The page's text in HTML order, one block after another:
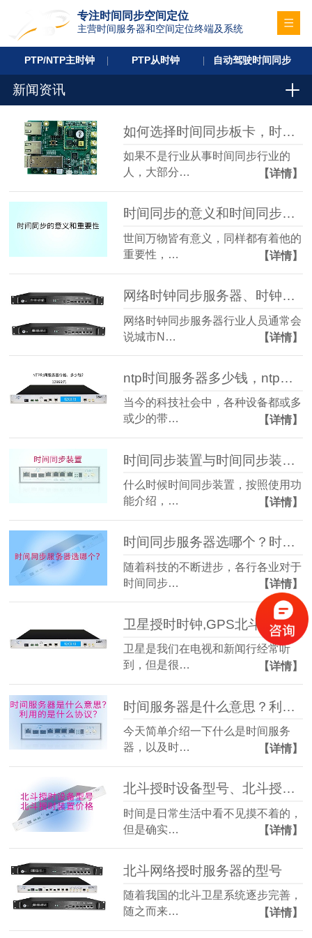
专注时间同步空间定位
主营时间服务器和空间定位终端及系统
PTP/NTP主时钟 PTP从时钟 自动驾驶时间同步
新闻资讯
如何选择时间同步板卡，时间同步板卡多少钱？
如果不是行业从事时间同步行业的
人，大部分…
【详情】
时间同步的意义和时间同步的重要性
世间万物皆有意义，同样都有着他的
重要性，…
【详情】
网络时钟同步服务器、时钟同步设备，网络同步时钟系统介绍
网络时钟同步服务器行业人员通常会
说城市N…
【详情】
ntp时间服务器多少钱，ntp时间服务器价格是多少？
当今的科技社会中，各种设备都或多
或少的带…
【详情】
时间同步装置与时间同步装置的使用行业
什么时候时间同步装置，按照使用功
能介绍，…
【详情】
时间同步服务器选哪个？时间同步用哪个服务器好？
随着科技的不断进步，各行各业对于
时间同步…
【详情】
卫星授时时钟,GPS北斗卫星授时钟原理
卫星是我们在电视和新闻行经常听
到，但是很…
【详情】
时间服务器是什么意思？利用的是什么协议？
今天简单介绍一下什么是时间服务
器，以及时…
【详情】
北斗授时设备型号、北斗授时装置价格
时间是日常生活中看不见摸不着的，
但是确实…
【详情】
北斗网络授时服务器的型号
随着我国的北斗卫星系统逐步完善，
随之而来…
【详情】